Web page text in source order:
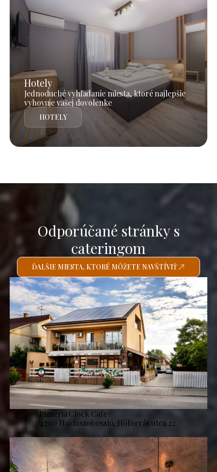
Hotely
Jednoduché vyhľadanie miesta, ktoré najlepšie
vyhovuje vašej dovolenke
HOTELY
Odporúčané stránky s
cateringom
ĎALŠIE MIESTA, KTORÉ MÔŽETE NAVŠTÍVIŤ
Pizzeria Clock Cafe
4200 Hajdúszoboszló, Hőforrás utca 22.